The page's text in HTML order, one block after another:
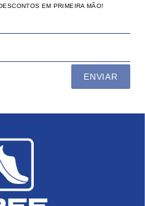
EM PRIMEIRA MÃO!
ENVIAR